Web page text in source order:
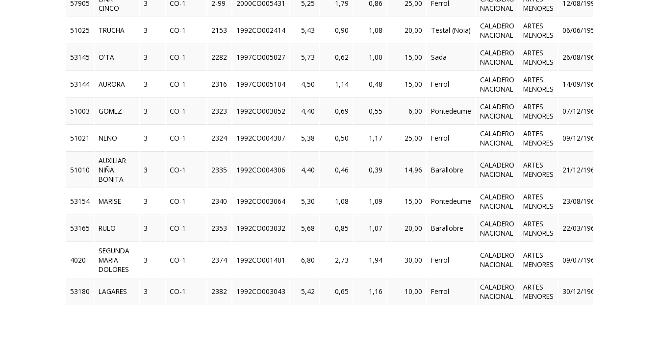
57905
CINCO
3 CO-1 2-99 2000CO005431 5,25 1,79 0,86 25,00 Ferrol
NACIONAL
MENORES
12/08/1999
51025 TRUCHA 3 CO-1 2153 1992CO002414 5,43 0,90 1,08 20,00 Testal (Noia)
CALADERO
NACIONAL
ARTES
MENORES
06/06/1955
53145 O'TA 3 CO-1 2282 1997CO005027 5,73 0,62 1,00 15,00 Sada
CALADERO
NACIONAL
ARTES
MENORES
26/08/1963
53144 AURORA 3 CO-1 2316 1997CO005104 4,50 1,14 0,48 15,00 Ferrol
CALADERO
NACIONAL
ARTES
MENORES
14/09/1965
51003 GOMEZ 3 CO-1 2323 1992CO003052 4,40 0,69 0,55 6,00 Pontedeume
CALADERO
NACIONAL
ARTES
MENORES
07/12/1965
51021 NENO 3 CO-1 2324 1992CO004307 5,38 0,50 1,17 25,00 Ferrol
CALADERO
NACIONAL
ARTES
MENORES
09/12/1965
51010
AUXILIAR
NIÑA
BONITA
3 CO-1 2335 1992CO004306 4,40 0,46 0,39 14,96 Barallobre
CALADERO
NACIONAL
ARTES
MENORES
21/12/1965
53154 MARISE 3 CO-1 2340 1992CO003064 5,30 1,08 1,09 15,00 Pontedeume
CALADERO
NACIONAL
ARTES
MENORES
23/08/1966
53165 RULO 3 CO-1 2353 1992CO003032 5,68 0,85 1,07 20,00 Barallobre
CALADERO
NACIONAL
ARTES
MENORES
22/03/1967
4020
SEGUNDA
MARIA
DOLORES
3 CO-1 2374 1992CO001401 6,80 2,73 1,94 30,00 Ferrol
CALADERO
NACIONAL
ARTES
MENORES
09/07/1968
53180 LAGARES 3 CO-1 2382 1992CO003043 5,42 0,65 1,16 10,00 Ferrol
CALADERO
NACIONAL
ARTES
MENORES
30/12/1968